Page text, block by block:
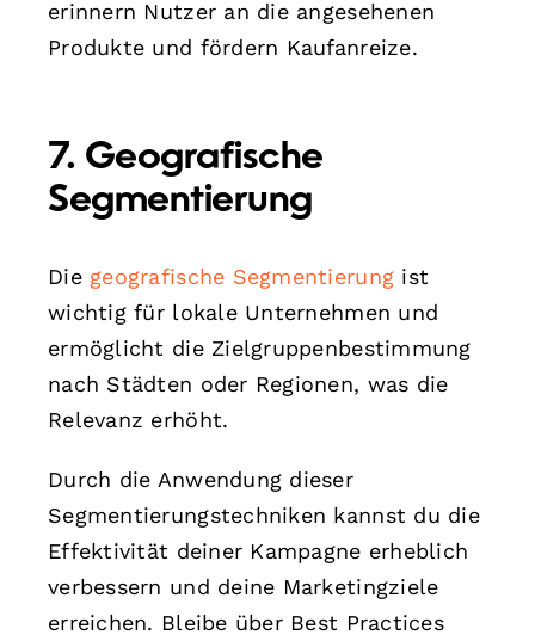
erinnern Nutzer an die angesehenen
Produkte und fördern Kaufanreize.
7. Geografische
Segmentierung
Die geografische Segmentierung ist
wichtig für lokale Unternehmen und
ermöglicht die Zielgruppenbestimmung
nach Städten oder Regionen, was die
Relevanz erhöht.
Durch die Anwendung dieser
Segmentierungstechniken kannst du die
Effektivität deiner Kampagne erheblich
verbessern und deine Marketingziele
erreichen. Bleibe über Best Practices